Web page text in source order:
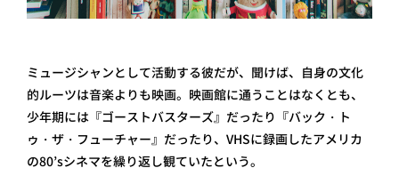
ミュージシャンとして活動する彼だが、聞けば、自身の文化
的ルーツは音楽よりも映画。映画館に通うことはなくとも、
少年期には『ゴーストバスターズ』だったり『バック・ト
ゥ・ザ・フューチャー』だったり、VHSに録画したアメリカ
の80’sシネマを繰り返し観ていたという。